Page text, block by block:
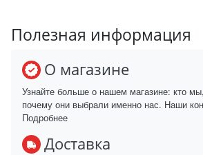
Полезная информация
О магазине
Узнайте больше о нашем магазине: кто
почему они выбрали именно нас. Наши
Подробнее
Доставка